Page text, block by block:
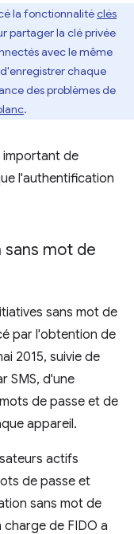
la fonctionnalitéclés
partager la clé privée
avec le même
chaque
des problèmes de
.
important de
l'authentification
mot de
sans mot de
par l'obtention de
2015, suivie de
SMS, d'une
de passe et de
appareil.
actifs
de passe et
sans mot de
charge de FIDO a